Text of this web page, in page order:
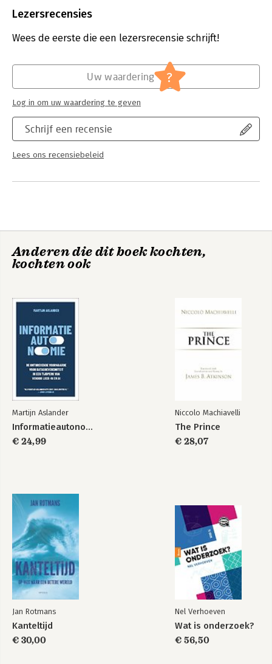
Verschijningsdatum:
Hoofdrubriek: Mens en maatschappij
Lezersrecensies
Wees de eerste die een lezersrecensie schrijft!
Schrijf een recensie
Lees ons recensiebeleid
Uw waardering ?
Log in om uw waardering te geven
Anderen die dit boek kochten,
kochten ook
Martijn Aslander
Informatieautonomie
€ 24,99
Niccolo Machiavelli
The Prince
€ 28,07
Jan Rotmans
Kanteltijd
€ 30,00
Nel Verhoeven
Wat is onderzoek?
€ 56,50